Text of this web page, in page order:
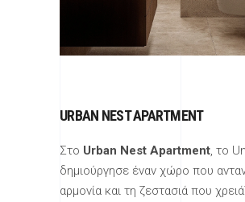
URBAN NEST APARTMENT
Στο Urban Nest Apartment, το
δημιούργησε έναν χώρο που
αρμονία και τη ζεστασιά που